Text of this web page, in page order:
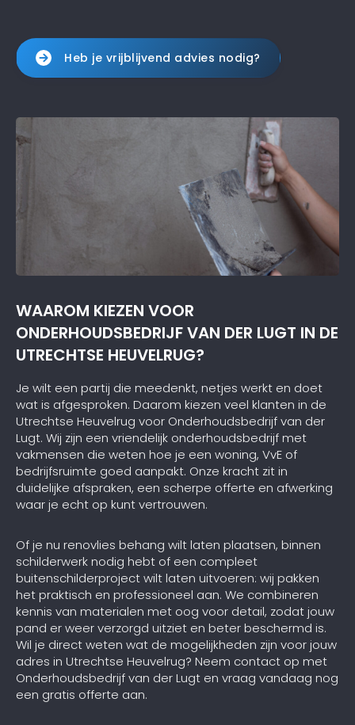
Heb je vrijblijvend advies nodig?
WAAROM KIEZEN VOOR
ONDERHOUDSBEDRIJF VAN DER LUGT IN DE
UTRECHTSE HEUVELRUG?
Je wilt een partij die meedenkt, netjes werkt en doet
wat is afgesproken. Daarom kiezen veel klanten in de
Utrechtse Heuvelrug voor Onderhoudsbedrijf van der
Lugt. Wij zijn een vriendelijk onderhoudsbedrijf met
vakmensen die weten hoe je een woning, VvE of
bedrijfsruimte goed aanpakt. Onze kracht zit in
duidelijke afspraken, een scherpe offerte en afwerking
waar je echt op kunt vertrouwen.
Of je nu renovlies behang wilt laten plaatsen, binnen
schilderwerk nodig hebt of een compleet
buitenschilderproject wilt laten uitvoeren: wij pakken
het praktisch en professioneel aan. We combineren
kennis van materialen met oog voor detail, zodat jouw
pand er weer verzorgd uitziet en beter beschermd is.
Wil je direct weten wat de mogelijkheden zijn voor jouw
adres in Utrechtse Heuvelrug? Neem contact op met
Onderhoudsbedrijf van der Lugt en vraag vandaag nog
een gratis offerte aan.